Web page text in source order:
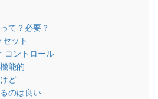
て？必要？
ット
コントロール
能的
けど…
のは良い